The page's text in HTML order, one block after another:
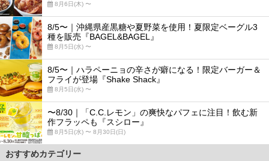
8月6日(木) 〜
8/5〜｜沖縄県産黒糖や夏野菜を使用！夏限定ベーグル3
種を販売『BAGEL&BAGEL』
8月5日(水) 〜
8/5〜｜ハラペーニョの辛さが癖になる！限定バーガー＆
フライが登場『Shake Shack』
8月5日(水) 〜
〜8/30｜「C.C.レモン」の爽快なパフェに注目！飲む新
作フラッペも『スシロー』
8月5日(水) 〜 8月30日(日)
おすすめカテゴリー